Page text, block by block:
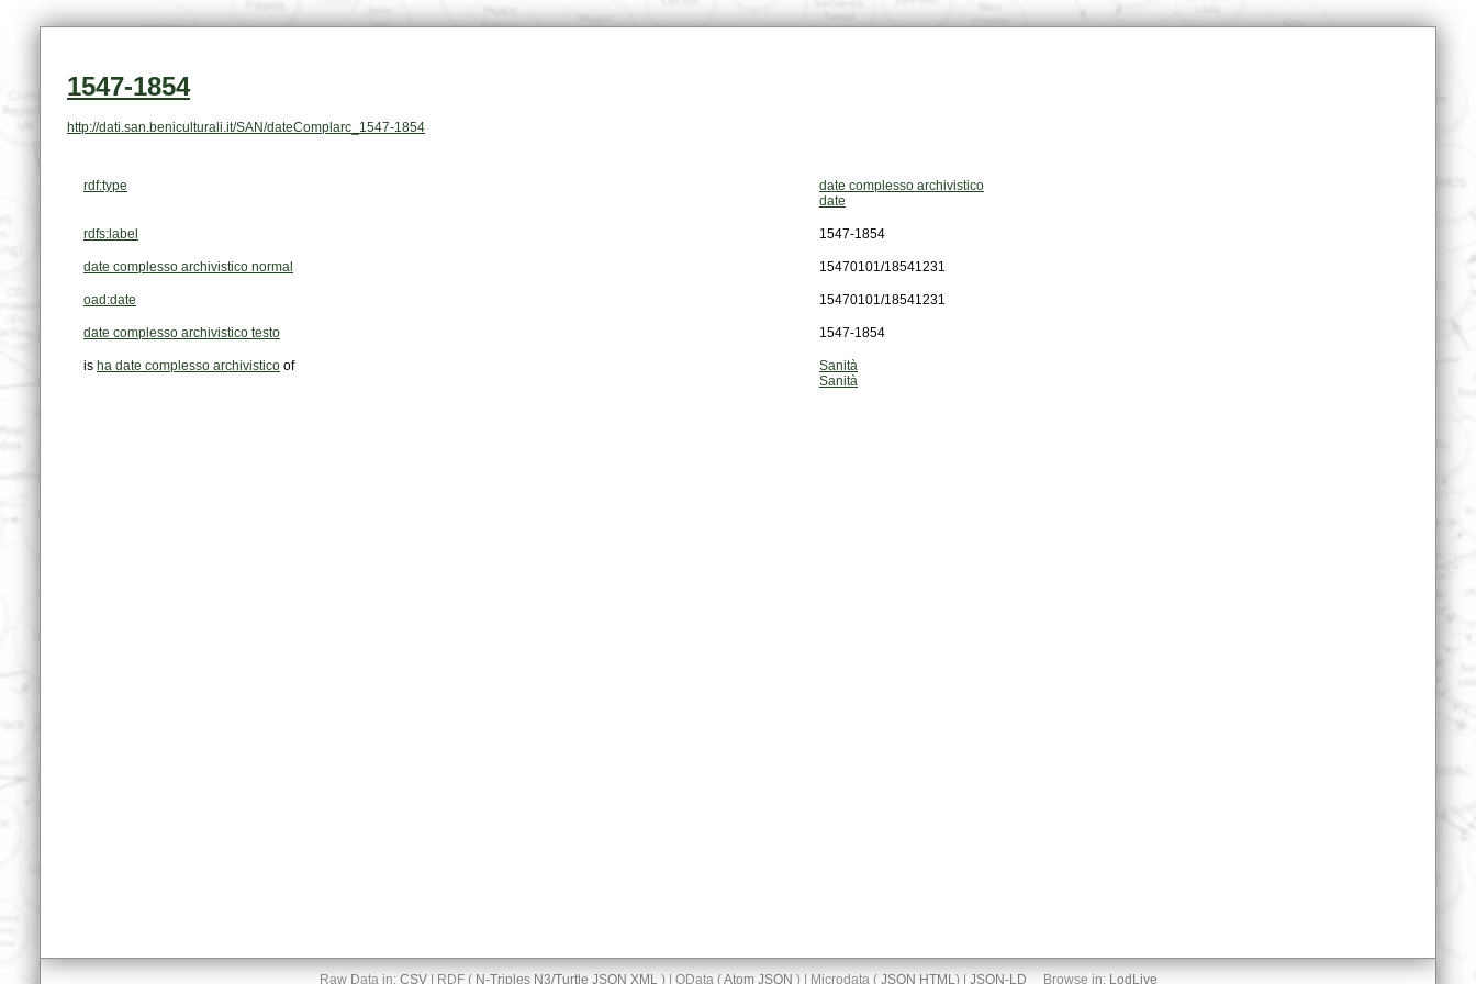
1547-1854
http://dati.san.beniculturali.it/SAN/dateComplarc_1547-1854
rdf:type
date complesso archivistico
date
rdfs:label 1547-1854
date complesso archivistico normal 15470101/18541231
oad:date 15470101/18541231
date complesso archivistico testo 1547-1854
is ha date complesso archivistico of
Sanità
Sanità
Raw Data in: CSV| RDF ( N-Triples N3/Turtle JSON XML) | OData (Atom JSON ) | Microdata ( JSON HTML) | JSON-LD Browse in: LodLive